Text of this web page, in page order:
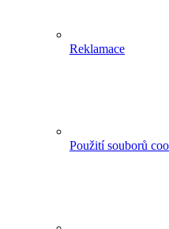
Reklamace
Použití souborů